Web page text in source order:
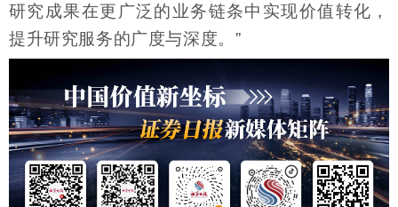
研究成果在更广泛的业务链条中实现价值转化，
提升研究服务的广度与深度。”